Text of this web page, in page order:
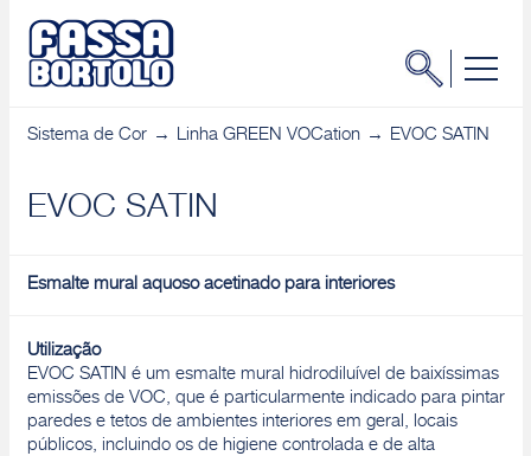
Sistema de Cor Linha GREEN VOCation EVOC SATIN
EVOC SATIN
Esmalte mural aquoso acetinado para interiores
Utilização
EVOC SATIN é um esmalte mural hidrodiluível de baixíssimas
emissões de VOC, que é particularmente indicado para pintar
paredes e tetos de ambientes interiores em geral, locais
públicos, incluindo os de higiene controlada e de alta